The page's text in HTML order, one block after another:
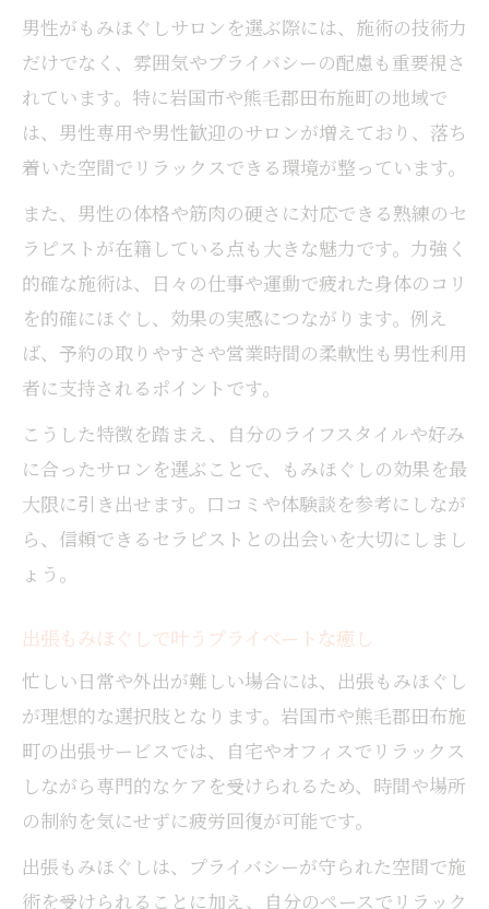
男性がもみほぐしサロンを選ぶ際には、施術の技術力
だけでなく、雰囲気やプライバシーの配慮も重要視さ
れています。特に岩国市や熊毛郡田布施町の地域で
は、男性専用や男性歓迎のサロンが増えており、落ち
着いた空間でリラックスできる環境が整っています。
また、男性の体格や筋肉の硬さに対応できる熟練のセ
ラピストが在籍している点も大きな魅力です。力強く
的確な施術は、日々の仕事や運動で疲れた身体のコリ
を的確にほぐし、効果の実感につながります。例え
ば、予約の取りやすさや営業時間の柔軟性も男性利用
者に支持されるポイントです。
こうした特徴を踏まえ、自分のライフスタイルや好み
に合ったサロンを選ぶことで、もみほぐしの効果を最
大限に引き出せます。口コミや体験談を参考にしなが
ら、信頼できるセラピストとの出会いを大切にしまし
ょう。
出張もみほぐしで叶うプライベートな癒し
忙しい日常や外出が難しい場合には、出張もみほぐし
が理想的な選択肢となります。岩国市や熊毛郡田布施
町の出張サービスでは、自宅やオフィスでリラックス
しながら専門的なケアを受けられるため、時間や場所
の制約を気にせずに疲労回復が可能です。
出張もみほぐしは、プライバシーが守られた空間で施
術を受けられることに加え、自分のペースでリラック